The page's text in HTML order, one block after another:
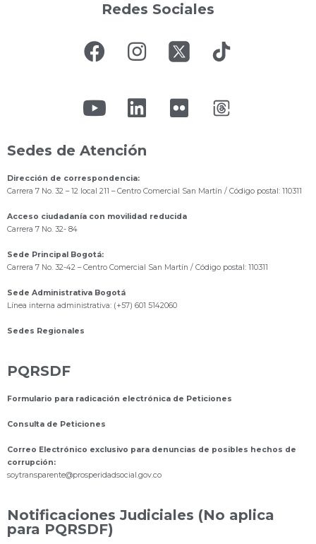
Redes Sociales
Sedes de Atención
Dirección de correspondencia:
Carrera 7 No. 32 – 12 local 211 – Centro Comercial San Martín / Código postal: 110311
Acceso ciudadanía con movilidad reducida
Carrera 7 No. 32- 84
Sede Principal Bogotá:
Carrera 7 No. 32-42 – Centro Comercial San Martín / Código postal: 110311
Sede Administrativa Bogotá
Línea interna administrativa: (+57) 601 5142060
Sedes Regionales
PQRSDF
Formulario para radicación electrónica de Peticiones
Consulta de Peticiones
Correo Electrónico exclusivo para denuncias de posibles hechos de
corrupción:
soytransparente@prosperidadsocial.gov.co
Notificaciones Judiciales (No aplica
para PQRSDF)